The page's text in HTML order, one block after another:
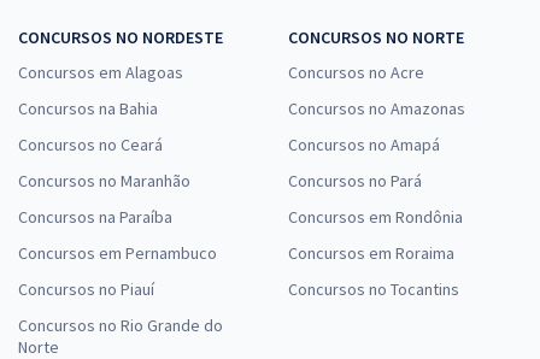
CONCURSOS NO NORDESTE
Concursos em Alagoas
Concursos na Bahia
Concursos no Ceará
Concursos no Maranhão
Concursos na Paraíba
Concursos em Pernambuco
Concursos no Piauí
Concursos no Rio Grande do
Norte
CONCURSOS NO NORTE
Concursos no Acre
Concursos no Amazonas
Concursos no Amapá
Concursos no Pará
Concursos em Rondônia
Concursos em Roraima
Concursos no Tocantins